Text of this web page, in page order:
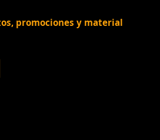
promociones y material